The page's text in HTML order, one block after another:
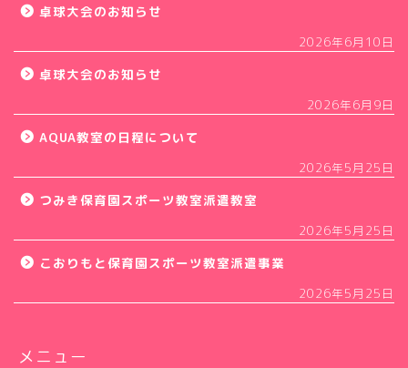
卓球大会のお知らせ
2026年6月10日
卓球大会のお知らせ
2026年6月9日
AQUA教室の日程について
2026年5月25日
つみき保育園スポーツ教室派遣教室
2026年5月25日
こおりもと保育園スポーツ教室派遣事業
2026年5月25日
メニュー